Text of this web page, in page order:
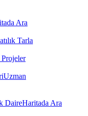
Ara
Tarla
Uzman
DaireHaritada Ara